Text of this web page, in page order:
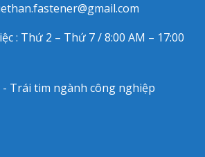
: Thứ 2 – Thứ 7 / 8:00 AM – 17:00
- Trái tim ngành công nghiệp